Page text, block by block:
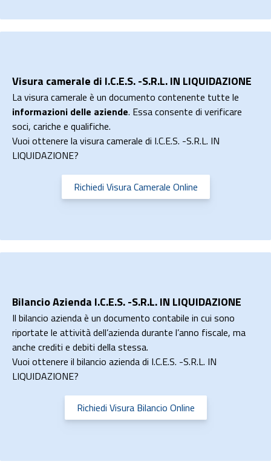
Visura camerale di I.C.E.S. -S.R.L. IN LIQUIDAZIONE
La visura camerale è un documento contenente tutte le
informazioni delle aziende. Essa consente di verificare
soci, cariche e qualifiche.
Vuoi ottenere la visura camerale di I.C.E.S. -S.R.L. IN
LIQUIDAZIONE?
Richiedi Visura Camerale Online
Bilancio Azienda I.C.E.S. -S.R.L. IN LIQUIDAZIONE
Il bilancio azienda è un documento contabile in cui sono
riportate le attività dell’azienda durante l’anno fiscale, ma
anche crediti e debiti della stessa.
Vuoi ottenere il bilancio azienda di I.C.E.S. -S.R.L. IN
LIQUIDAZIONE?
Richiedi Visura Bilancio Online